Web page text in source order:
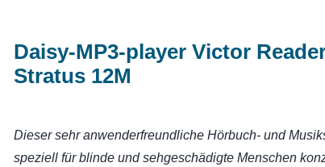
Daisy-MP3-player Victor
Stratus 12M
Dieser sehr anwenderfreundliche Hörbuch- und
speziell für blinde und sehgeschädigte Menschen